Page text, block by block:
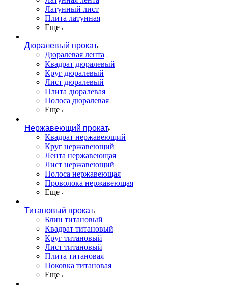
Латунный лист
Плита латунная
Еще
Дюралевый прокат
Дюралевая лента
Квадрат дюралевый
Круг дюралевый
Лист дюралевый
Плита дюралевая
Полоса дюралевая
Еще
Нержавеющий прокат
Квадрат нержавеющий
Круг нержавеющий
Лента нержавеющая
Лист нержавеющий
Полоса нержавеющая
Проволока нержавеющая
Еще
Титановый прокат
Блин титановый
Квадрат титановый
Круг титановый
Лист титановый
Плита титановая
Поковка титановая
Еще